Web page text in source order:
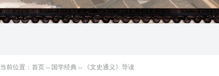
瑰宝 宣传中华精英
突出海西特色 报道台港澳侨 坚持古为
当前位置： 首页 ›› 国学经典 ›› 《文史通义》导读